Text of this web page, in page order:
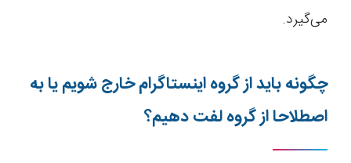
می‌گیرد.
چگونه باید از گروه اینستاگرام خارج شویم یا به
اصطلاحا از گروه لفت دهیم؟